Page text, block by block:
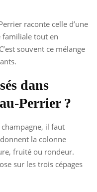
raconte celle d’une
familiale tout en
souvent ce mélange
dans
Perrier ?
il faut
donnent la colonne
fruité ou rondeur.
sur les trois cépages